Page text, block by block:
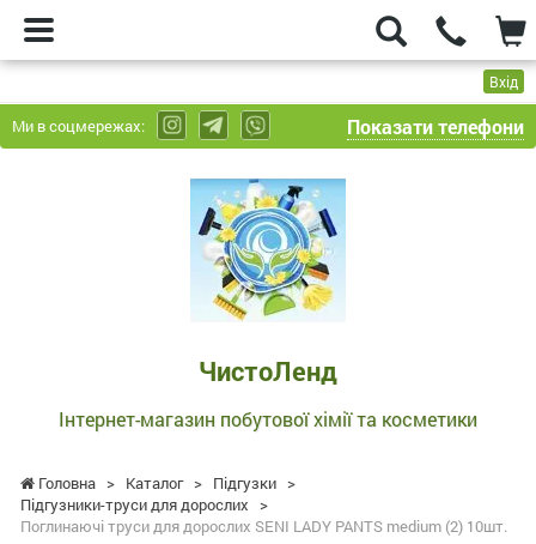
Вхід
Ми в соцмережах: Показати телефони
ЧистоЛенд
Інтернет-магазин побутової хімії та косметики
Головна > Каталог > Підгузки >
Підгузники-труси для дорослих
>
Поглинаючі труси для дорослих SENI LADY PANTS medium (2) 10шт.